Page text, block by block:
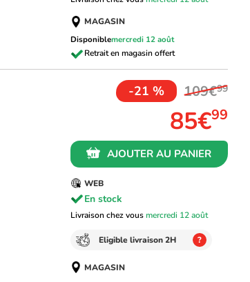
MAGASIN
Disponiblemercredi 12 août
-21 % 109€99
85€99
AJOUTER AU PANIER
WEB
En stock
Livraison chez vousmercredi 12 août
Eligible livraison 2H ?
MAGASIN